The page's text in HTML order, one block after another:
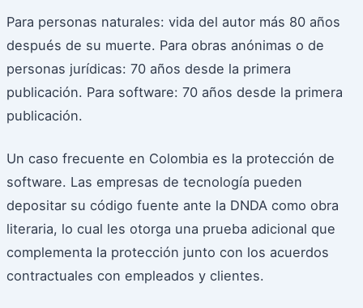
Para personas naturales: vida del autor más 80 años
después de su muerte. Para obras anónimas o de
personas jurídicas: 70 años desde la primera
publicación. Para software: 70 años desde la primera
publicación.
Un caso frecuente en Colombia es la protección de
software. Las empresas de tecnología pueden
depositar su código fuente ante la DNDA como obra
literaria, lo cual les otorga una prueba adicional que
complementa la protección junto con los acuerdos
contractuales con empleados y clientes.